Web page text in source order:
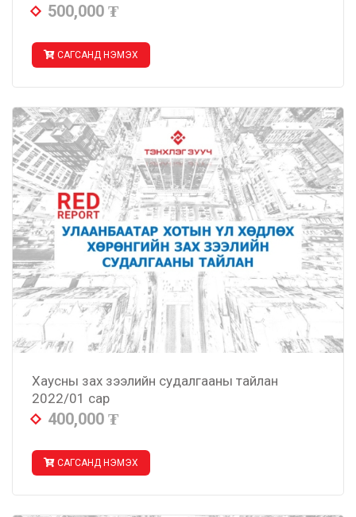
500,000 ₮
САГСАНД НЭМЭХ
Хаусны зах зээлийн судалгааны тайлан
2022/01 сар
400,000 ₮
САГСАНД НЭМЭХ